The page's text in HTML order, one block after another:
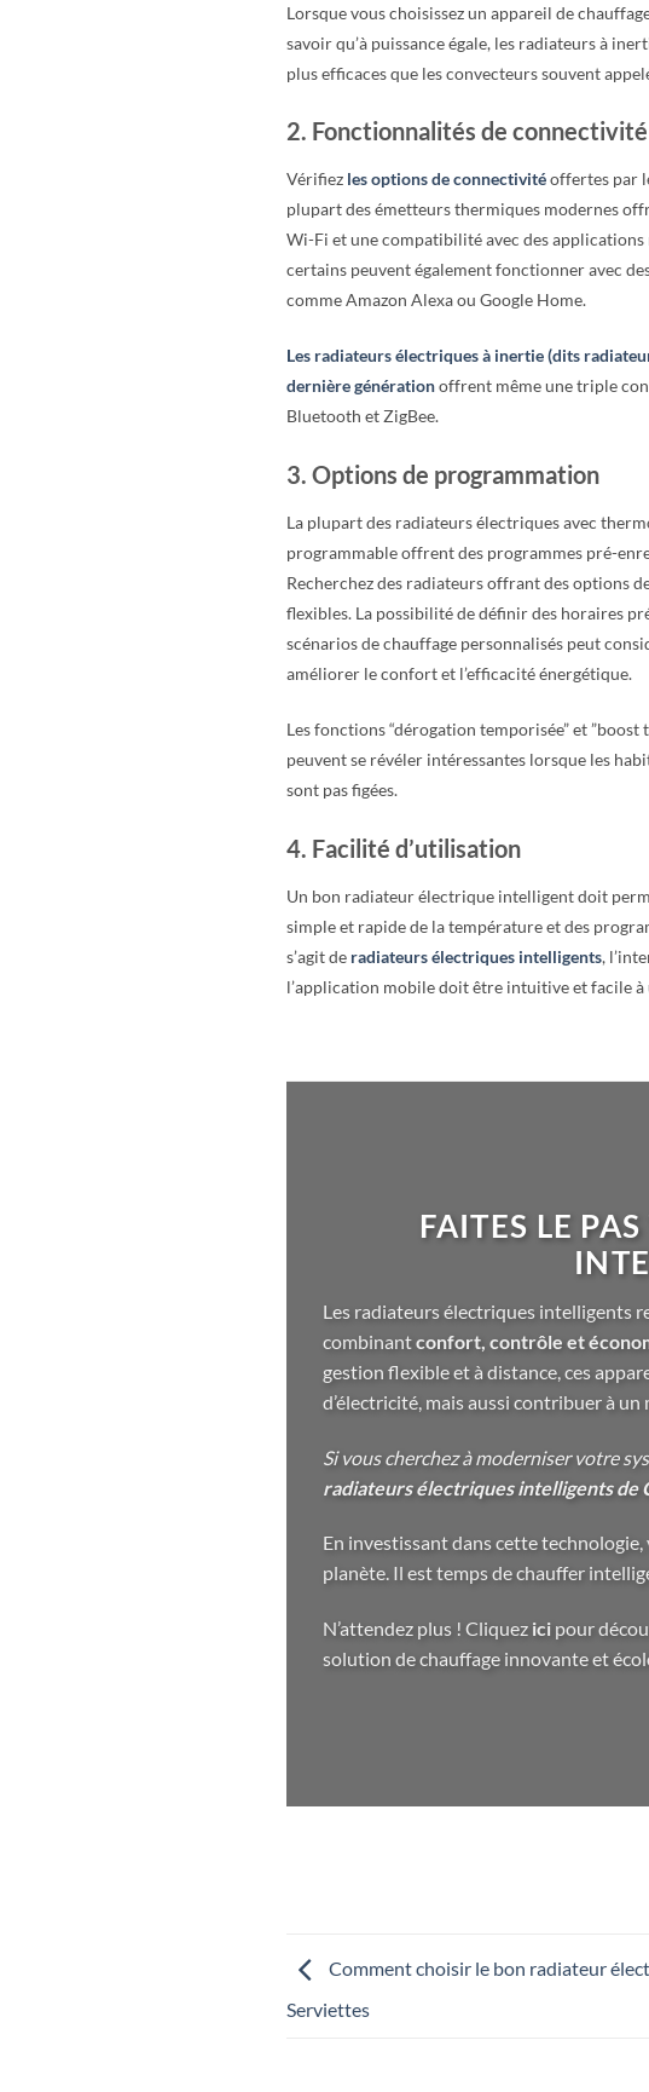
Lorsque vous choisissez un appareil de
savoir qu’à puissance égale, les radiateurs à
plus efficaces que les convecteurs souvent
2. Fonctionnalités de connectivité
Vérifiez les options de connectivitéoffertes par
plupart des émetteurs thermiques modernes
Wi-Fi et une compatibilité avec des applications
certains peuvent également fonctionner avec
comme Amazon Alexa ou Google Home.
Les radiateurs électriques à inertie (dits
dernière générationoffrent même une triple
Bluetooth et ZigBee.
3. Options de programmation
La plupart des radiateurs électriques avec
programmable offrent des programmes pré-
Recherchez des radiateurs offrant des options
flexibles. La possibilité de définir des horaires
scénarios de chauffage personnalisés peut
améliorer le confort et l’efficacité énergétique.
Les fonctions “dérogation temporisée” et ”boost
peuvent se révéler intéressantes lorsque les
sont pas figées.
4. Facilité d’utilisation
Un bon radiateur électrique intelligent doit
simple et rapide de la température et des
s’agit de radiateurs électriques intelligents,
l’application mobile doit être intuitive et facile à
FAITES LE
Les radiateurs électriques intelligents
combinantconfort, contrôle et
gestion flexible et à distance, ces
d’électricité, mais aussi contribuer à un
Si vous cherchez à moderniser votre
radiateurs électriques intelligents de
En investissant dans cette
planète. Il est temps de chauffer
N’attendez plus ! Cliquez ici pour
solution de chauffage innovante et
Comment choisir le bon radiateur
Serviettes